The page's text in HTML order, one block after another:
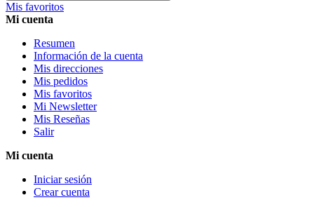
Mis favoritos
Mi cuenta
Resumen
Información de la cuenta
Mis direcciones
Mis pedidos
Mis favoritos
Mi Newsletter
Mis Reseñas
Salir
Mi cuenta
Iniciar sesión
Crear cuenta